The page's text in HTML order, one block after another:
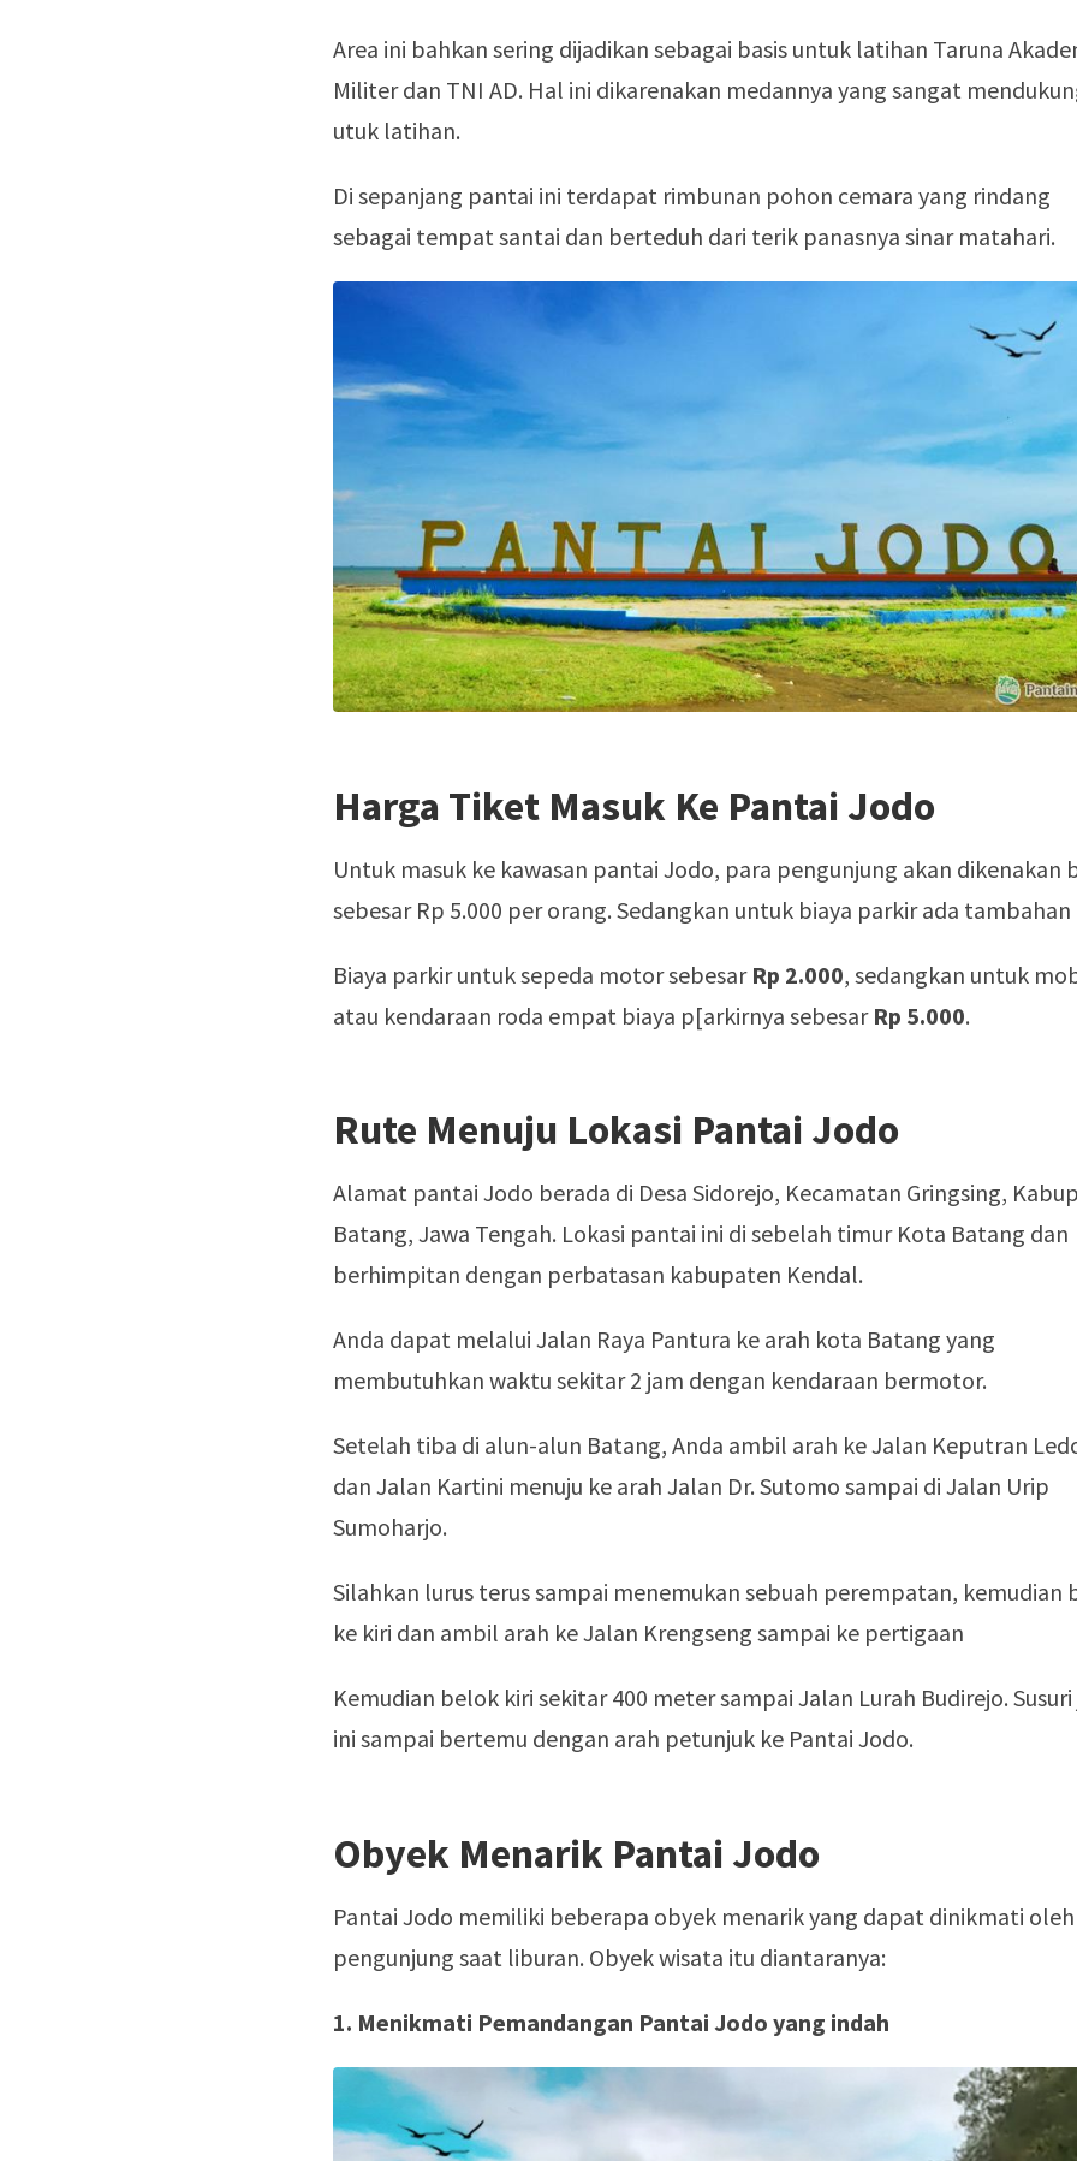
Area ini bahkan sering dijadikan sebagai basis untuk latihan Taruna
Militer dan TNI AD. Hal ini dikarenakan medannya yang sangat
utuk latihan.
Di sepanjang pantai ini terdapat rimbunan pohon cemara yang rindang
sebagai tempat santai dan berteduh dari terik panasnya sinar matahari.
Harga Tiket Masuk Ke Pantai Jodo
Untuk masuk ke kawasan pantai Jodo, para pengunjung akan dikenakan
sebesar Rp 5.000 per orang. Sedangkan untuk biaya parkir ada tambahan
Biaya parkir untuk sepeda motor sebesar Rp 2.000, sedangkan untuk
atau kendaraan roda empat biaya p[arkirnya sebesar Rp 5.000.
Rute Menuju Lokasi Pantai Jodo
Alamat pantai Jodo berada di Desa Sidorejo, Kecamatan Gringsing,
Batang, Jawa Tengah. Lokasi pantai ini di sebelah timur Kota Batang dan
berhimpitan dengan perbatasan kabupaten Kendal.
Anda dapat melalui Jalan Raya Pantura ke arah kota Batang yang
membutuhkan waktu sekitar 2 jam dengan kendaraan bermotor.
Setelah tiba di alun-alun Batang, Anda ambil arah ke Jalan Keputran
dan Jalan Kartini menuju ke arah Jalan Dr. Sutomo sampai di Jalan Urip
Sumoharjo.
Silahkan lurus terus sampai menemukan sebuah perempatan, kemudian
ke kiri dan ambil arah ke Jalan Krengseng sampai ke pertigaan
Kemudian belok kiri sekitar 400 meter sampai Jalan Lurah Budirejo.
ini sampai bertemu dengan arah petunjuk ke Pantai Jodo.
Obyek Menarik Pantai Jodo
Pantai Jodo memiliki beberapa obyek menarik yang dapat dinikmati
pengunjung saat liburan. Obyek wisata itu diantaranya:
1. Menikmati Pemandangan Pantai Jodo yang indah